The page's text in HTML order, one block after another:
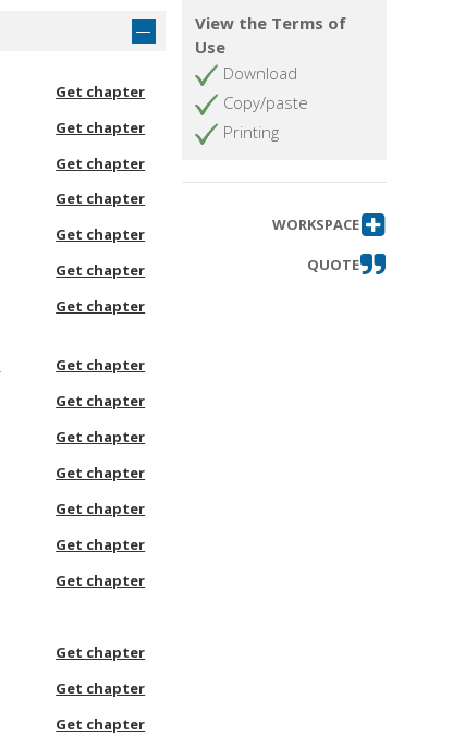
Get chapter
Get chapter
Get chapter
Get chapter
Get chapter
Get chapter
Get chapter
Get chapter
Get chapter
Get chapter
Get chapter
Get chapter
Get chapter
Get chapter
Get chapter
Get chapter
Get chapter
View the Terms of
Use
Download
Copy/paste
Printing
WORKSPACE
QUOTE